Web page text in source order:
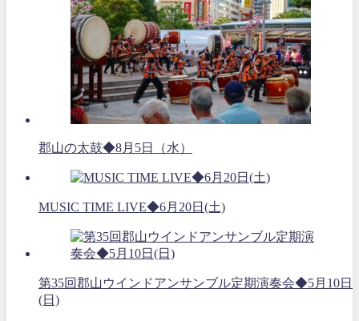
郡山の太鼓◆8月5日（水）
MUSIC TIME LIVE◆6月20日(土)
第35回郡山ウインドアンサンブル定期演奏会◆5月10日
(日)